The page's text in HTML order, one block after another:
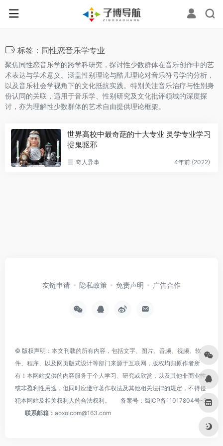
标签：同性恋音乐学专业
聚焦同性恋音乐学的跨学科研究，探讨性少数群体在音乐创作中的艺
术表达与学术意义。涵盖性别理论与酷儿理论对音乐符号学的分析，
以及音乐社会学视角下的文化抵抗实践。特别关注音乐治疗与性别身
份认同的关联，适用于音乐学、性别研究及文化批评领域的深度探
讨，亦为理解性少数群体的艺术自由提供理论框架。
世界高校中最奇葩的十大专业 灵学专业学习
捉鬼驱邪
奇人异事 4年前 (2022)
友链申请 隐私政策 免责声明 广告合作
© 版权声明：本文刊载的所有内容，包括文字、图片、音频、视频、软
件、程序、以及网页版式设计等部门来源于互联网，版权均归原作者所
有！本网站提供的内容服务于个人学习、研究或欣赏，以及其他非商业性
或非盈利性用途，但同时应遵守著作权法及其他相关法律的规定，不得侵
犯本网站及相关权利人的合法权利。
备案号： 蜀ICP备11017804号-3
联系邮箱： aoxolcom@163.com